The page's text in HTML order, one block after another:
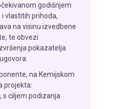
godišnjem
vlastitih prihoda,
na visinu izvedbene
te obvezi
pokazatelja
na Kemijskom
projekta:
, s ciljem podizanja